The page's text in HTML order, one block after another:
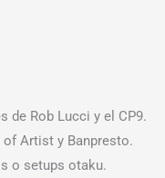
de Rob Lucci y el CP9.
Artist y Banpresto.
o setups otaku.